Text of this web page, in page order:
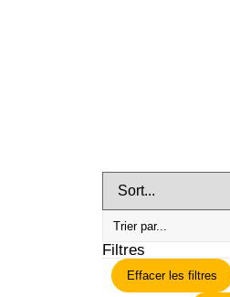
Filtres
Effacer les filtres